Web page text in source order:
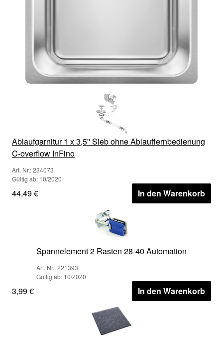
Ablaufgarnitur 1 x 3,5'' Sieb ohne Ablauffernbedienung
C-overflow InFino
Art. Nr.: 234073
Gültig ab: 10/2020
44,49 € In den Warenkorb
Spannelement 2 Rasten 28-40 Automation
Art. Nr.: 221393
Gültig ab: 10/2020
3,99 € In den Warenkorb